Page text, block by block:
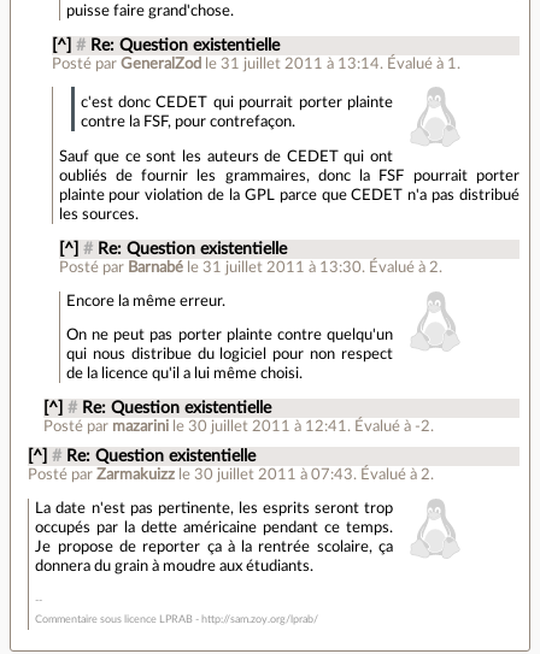
puisse faire grand'chose.
[^] # Re: Question existentielle
Posté par GeneralZod le 31 juillet 2011 à 13:14. Évalué à 1 .
c'est donc CEDET qui pourrait porter plainte
contre la FSF, pour contrefaçon.
Sauf que ce sont les auteurs de CEDET qui ont
oubliés de fournir les grammaires, donc la FSF pourrait porter
plainte pour violation de la GPL parce que CEDET n'a pas distribué
les sources.
[^] # Re: Question existentielle
Posté par Barnabé le 31 juillet 2011 à 13:30. Évalué à 2.
Encore la même erreur.
On ne peut pas porter plainte contre quelqu'un
qui nous distribue du logiciel pour non respect
de la licence qu'il a lui même choisi.
[^] # Re: Question existentielle
Posté par mazarini le 30 juillet 2011 à 12:41 . Évalué à -2.
[^] # Re: Question existentielle
Posté parZarmakuizz le 30 juillet 2011 à 07:43. Évalué à 2.
La date n'est pas pertinente, les esprits seront trop
occupés par la dette américaine pendant ce temps.
Je propose de reporter ça à la rentrée scolaire, ça
donnera du grain à moudre aux étudiants.
Commentaire sous licence LPRAB - http://sam.zoy.org/lprab/